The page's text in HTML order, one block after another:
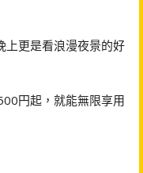
上更是看浪漫夜景的好
円起，就能無限享用